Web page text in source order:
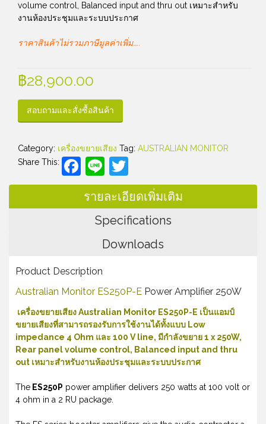
volume control, Balanced input and thru out เหมาะสำหรับ
งานห้องประชุมและระบบประกาศ
ราคาสินค้าไม่รวมภาษีมูลค่าเพิ่ม…..
฿28,900.00
สอบถามและสั่งซื้อสินค้า
Category: เครื่องขยายเสียง Tag: AUSTRALIAN MONITOR
Share This:
Facebook
Line
รายละเอียดเพิ่มเติม
Specifications
Downloads
Product Description
Australian Monitor ES250P-E Power Amplifier 250W
เครื่องขยายเสียง Australian Monitor ES250P-E เป็นแอมป์
ขยายเสียงที่สามารถรองรับการใช้งานได้ทั้งแบบ Low
impedance 4 Ohm และ 100 V line, มีกำลังขยาย 1 x 250W,
Rear panel volume control, Balanced input and thru
out เหมาะสำหรับงานห้องประชุมและระบบประกาศ
The ES250P power amplifier delivers 250 watts at 100 volt or
4 ohm in a 2 RU package.